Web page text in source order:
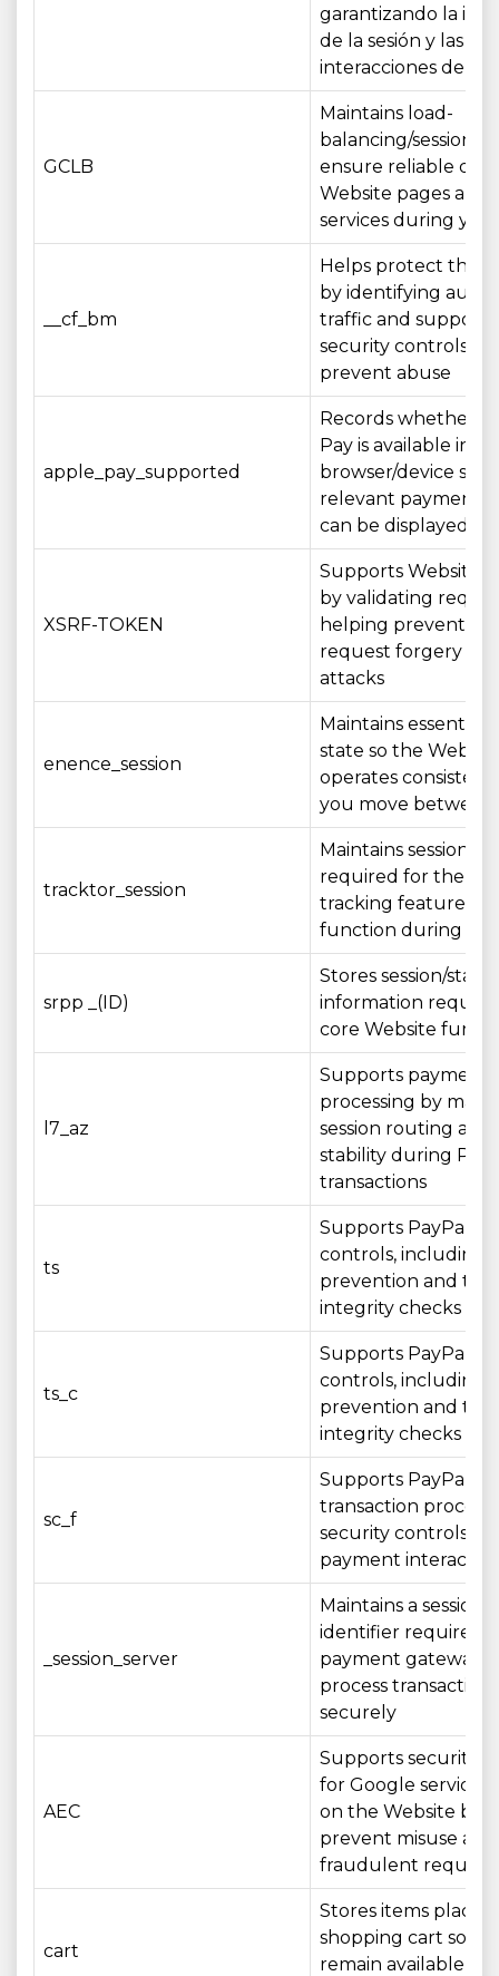
garantizando la
de la sesión y las
interacciones del
GCLB
Maintains load-
balancing/session
ensure reliable
Website pages and
services during
__cf_bm
Helps protect the
by identifying
traffic and
security controls
prevent abuse
apple_pay_supported
Records whether
Pay is available in
browser/device so
relevant payment
can be displayed
XSRF-TOKEN
Supports Website
by validating
helping prevent
request forgery
attacks
enence_session
Maintains essential
state so the Website
operates
you move between
tracktor_session
Maintains session
required for the
tracking feature to
function during
srpp _(ID)
Stores session/state
information
core Website
l7_az
Supports payment
processing by
session routing and
stability during
transactions
ts
Supports PayPal
controls, including
prevention and
integrity checks
ts_c
Supports PayPal
controls, including
prevention and
integrity checks
sc_f
Supports PayPal
transaction
security controls
payment
_session_server
Maintains a session
identifier required
payment gateway
process transactions
securely
AEC
Supports security
for Google services
on the Website by
prevent misuse and
fraudulent
cart
Stores items
shopping cart so
remain available as